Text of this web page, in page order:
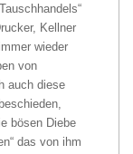
Kellner
wieder
von
auch diese
bösen Diebe
das von ihm